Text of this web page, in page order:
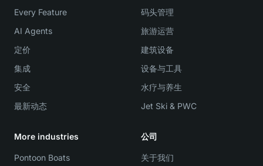
Every Feature
AI Agents
定价
集成
安全
最新动态
码头管理
旅游运营
建筑设备
设备与工具
水疗与养生
Jet Ski & PWC
More industries
Pontoon Boats
公司
关于我们